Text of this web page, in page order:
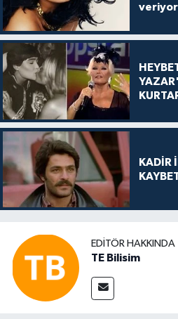
KADİR
EDITÖR HAKKINDA
TE Bilisim